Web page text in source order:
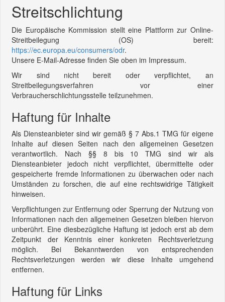
Streitschlichtung
Die Europäische Kommission stellt eine Plattform zur Online-
Streitbeilegung (OS) bereit:
https://ec.europa.eu/consumers/odr.
Unsere E-Mail-Adresse finden Sie oben im Impressum.
Wir sind nicht bereit oder verpflichtet, an
Streitbeilegungsverfahren vor einer
Verbraucherschlichtungsstelle teilzunehmen.
Haftung für Inhalte
Als Diensteanbieter sind wir gemäß § 7 Abs.1 TMG für eigene
Inhalte auf diesen Seiten nach den allgemeinen Gesetzen
verantwortlich. Nach §§ 8 bis 10 TMG sind wir als
Diensteanbieter jedoch nicht verpflichtet, übermittelte oder
gespeicherte fremde Informationen zu überwachen oder nach
Umständen zu forschen, die auf eine rechtswidrige Tätigkeit
hinweisen.
Verpflichtungen zur Entfernung oder Sperrung der Nutzung von
Informationen nach den allgemeinen Gesetzen bleiben hiervon
unberührt. Eine diesbezügliche Haftung ist jedoch erst ab dem
Zeitpunkt der Kenntnis einer konkreten Rechtsverletzung
möglich. Bei Bekanntwerden von entsprechenden
Rechtsverletzungen werden wir diese Inhalte umgehend
entfernen.
Haftung für Links